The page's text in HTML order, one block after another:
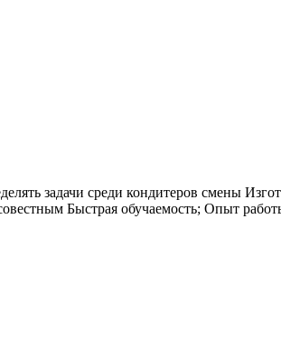
задачи среди кондитеров смены
Быстрая обучаемость; Опыт